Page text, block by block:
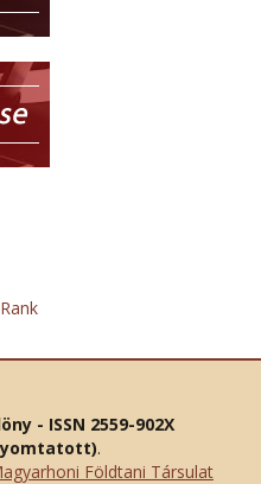
- ISSN 2559-902X
.
Földtani Társulat